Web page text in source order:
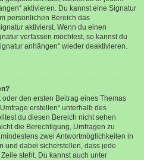
aktivieren. Du kannst eine Signatur
persönlichen Bereich das
aktivierst. Wenn du einen
verfassen möchtest, so kannst du
anhängen“ wieder deaktivieren.
den ersten Beitrag eines Themas
erstellen“ unterhalb des
du diesen Bereich nicht sehen
die Berechtigung, Umfragen zu
zwei Antwortmöglichkeiten in
und dabei sicherstellen, dass jede
steht. Du kannst auch unter